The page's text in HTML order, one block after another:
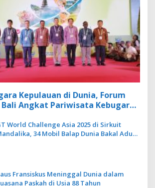
Kepulauan di Dunia, Forum
Bali Angkat Pariwisata Kebugaran
World Challenge Asia 2025 di Sirkuit
34 Mobil Balap Dunia Bakal Adu
Fransiskus Meninggal Dunia dalam
Paskah di Usia 88 Tahun